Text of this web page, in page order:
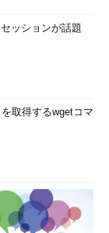
現在の設定がポ
上書きされる。
キ
以下のほか
人が変更するこ
る。
ッションが話題
取得するwgetコマ